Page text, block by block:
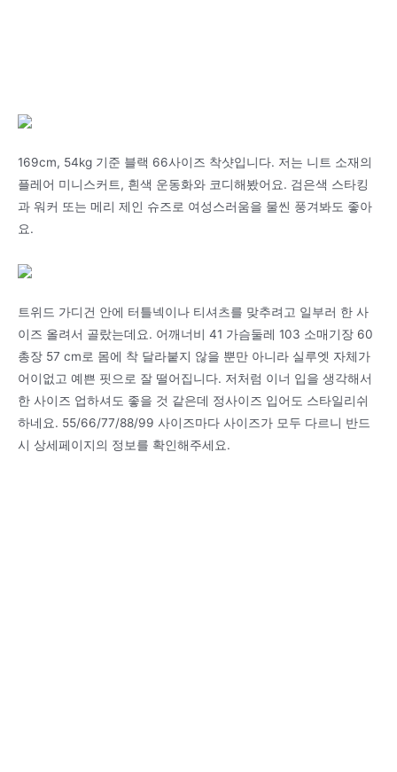
169cm, 54kg 기준 블랙 66사이즈 착샷입니다. 저는 니트 소재의
플레어 미니스커트, 흰색 운동화와 코디해봤어요. 검은색 스타킹
과 워커 또는 메리 제인 슈즈로 여성스러움을 물씬 풍겨봐도 좋아
요.
트위드 가디건 안에 터틀넥이나 티셔츠를 맞추려고 일부러 한 사
이즈 올려서 골랐는데요. 어깨너비 41 가슴둘레 103 소매기장 60
총장 57 cm로 몸에 착 달라붙지 않을 뿐만 아니라 실루엣 자체가
어이없고 예쁜 핏으로 잘 떨어집니다. 저처럼 이너 입을 생각해서
한 사이즈 업하셔도 좋을 것 같은데 정사이즈 입어도 스타일리쉬
하네요. 55/66/77/88/99 사이즈마다 사이즈가 모두 다르니 반드
시 상세페이지의 정보를 확인해주세요.